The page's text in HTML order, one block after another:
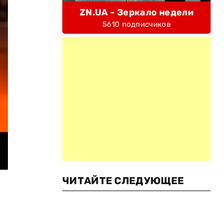
ZN.UA - Зеркало недели
5610 подписчиков
ЧИТАЙТЕ СЛЕДУЮЩЕЕ